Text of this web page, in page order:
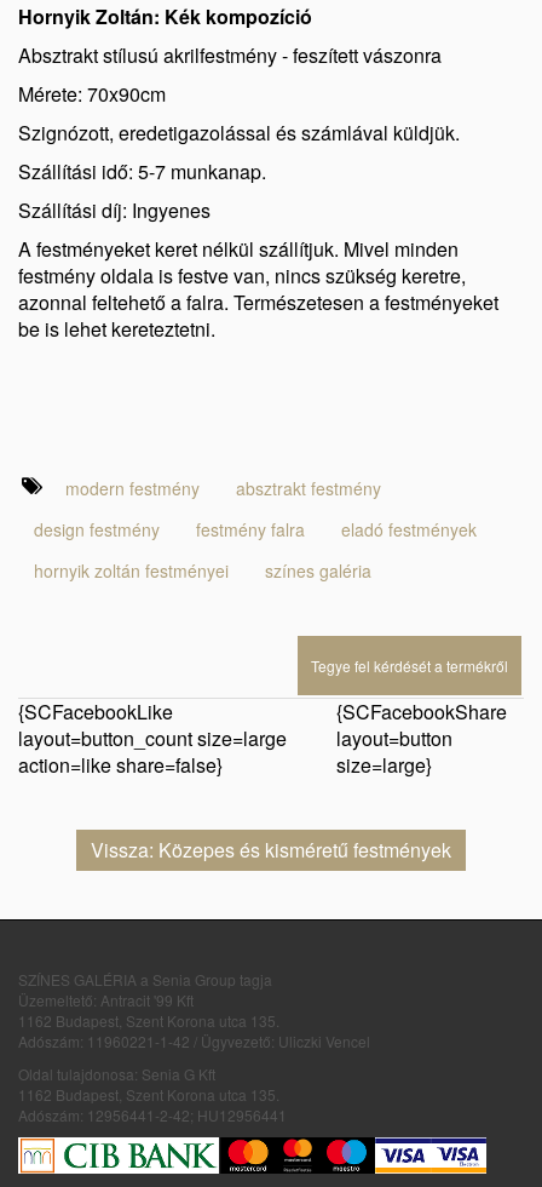
Hornyik Zoltán: Kék kompozíció
Absztrakt stílusú akrilfestmény - feszített vászonra
Mérete: 70x90cm
Szignózott, eredetigazolással és számlával küldjük.
Szállítási idő: 5-7 munkanap.
Szállítási díj: Ingyenes
A festményeket keret nélkül szállítjuk. Mivel minden
festmény oldala is festve van, nincs szükség keretre,
azonnal feltehető a falra. Természetesen a festményeket
be is lehet kereteztetni.
modern festmény
absztrakt festmény
design festmény
festmény falra
eladó festmények
hornyik zoltán festményei
színes galéria
Tegye fel kérdését a termékről
{SCFacebookLike
layout=button_count size=large
action=like share=false}
{SCFacebookShare
layout=button
size=large}
Vissza: Közepes és kisméretű festmények
SZÍNES GALÉRIA a Senia Group tagja
Üzemeltető: Antracit '99 Kft
1162 Budapest, Szent Korona utca 135.
Adószám: 11960221-1-42 / Ügyvezető: Uliczki Vencel
Oldal tulajdonosa: Senia G Kft
1162 Budapest, Szent Korona utca 135.
Adószám: 12956441-2-42; HU12956441